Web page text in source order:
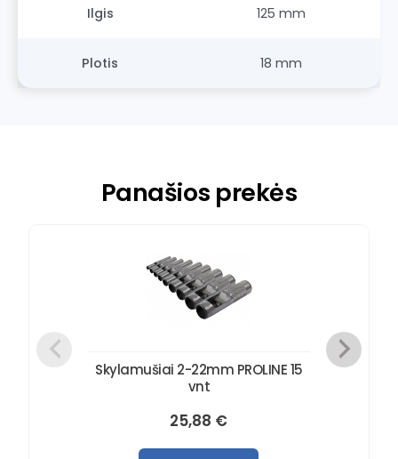
Ilgis 125 mm
Plotis 18 mm
Panašios prekės
Skylamušiai 2-22mm PROLINE 15
vnt
25,88 €